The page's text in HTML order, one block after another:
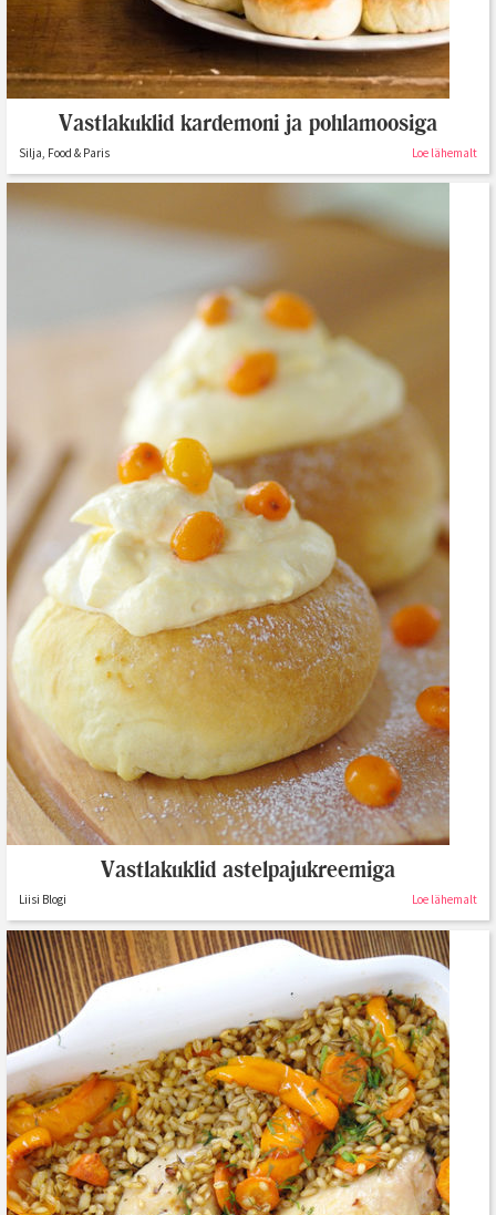
Vastlakuklid kardemoni ja pohlamoosiga
Silja, Food & Paris Loe lähemalt
Vastlakuklid astelpajukreemiga
Liisi Blogi Loe lähemalt